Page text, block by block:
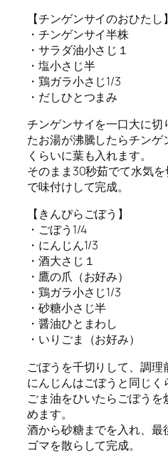
【チンゲンサイのおひたし】
・チンゲンサイ半株
・サラダ油小さじ１
・塩小さじ半
・鶏ガラ小さじ1/3
・だしひとつまみ
チンゲンサイを一口大に
たお湯が沸騰したらチン
くらいに葉も入れます。
そのまま30秒茹でて水気
で味付けして完成。
【きんぴらごぼう】
・ごぼう1/4
・にんじん1/3
・酒大さじ１
・鷹の爪（お好み）
・鶏ガラ小さじ1/3
・砂糖小さじ半
・醤油ひとまわし
・いりごま（お好み）
ごぼうを千切りして、調理
にんじんはごぼうと同じく
ごま油をひいたらごぼう
めます。
酒から砂糖までを入れ、最
ゴマを散らして完成。